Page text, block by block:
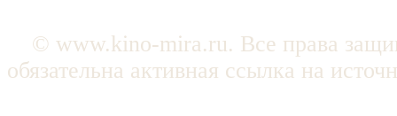
© www.kino-mira.ru. Все права
обязательна активная ссылка на